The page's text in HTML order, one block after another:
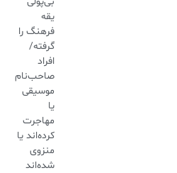
یقه
فرهنگ را
گرفته/
افراد
صاحب‌نام
موسیقی
یا
مهاجرت
کرده‌اند یا
منزوی
شده‌اند